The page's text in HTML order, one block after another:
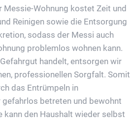
Messie-Wohnung kostet Zeit und
Reinigen sowie die Entsorgung
sodass der Messi auch
problemlos wohnen kann.
handelt, entsorgen wir
professionellen Sorgfalt. Somit
das Entrümpeln in
betreten und bewohnt
kann den Haushalt wieder selbst